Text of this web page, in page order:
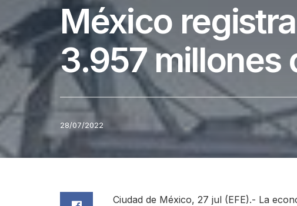
México
3.957 millones
28/07/2022
Ciudad de México, 27 jul (EFE).- La